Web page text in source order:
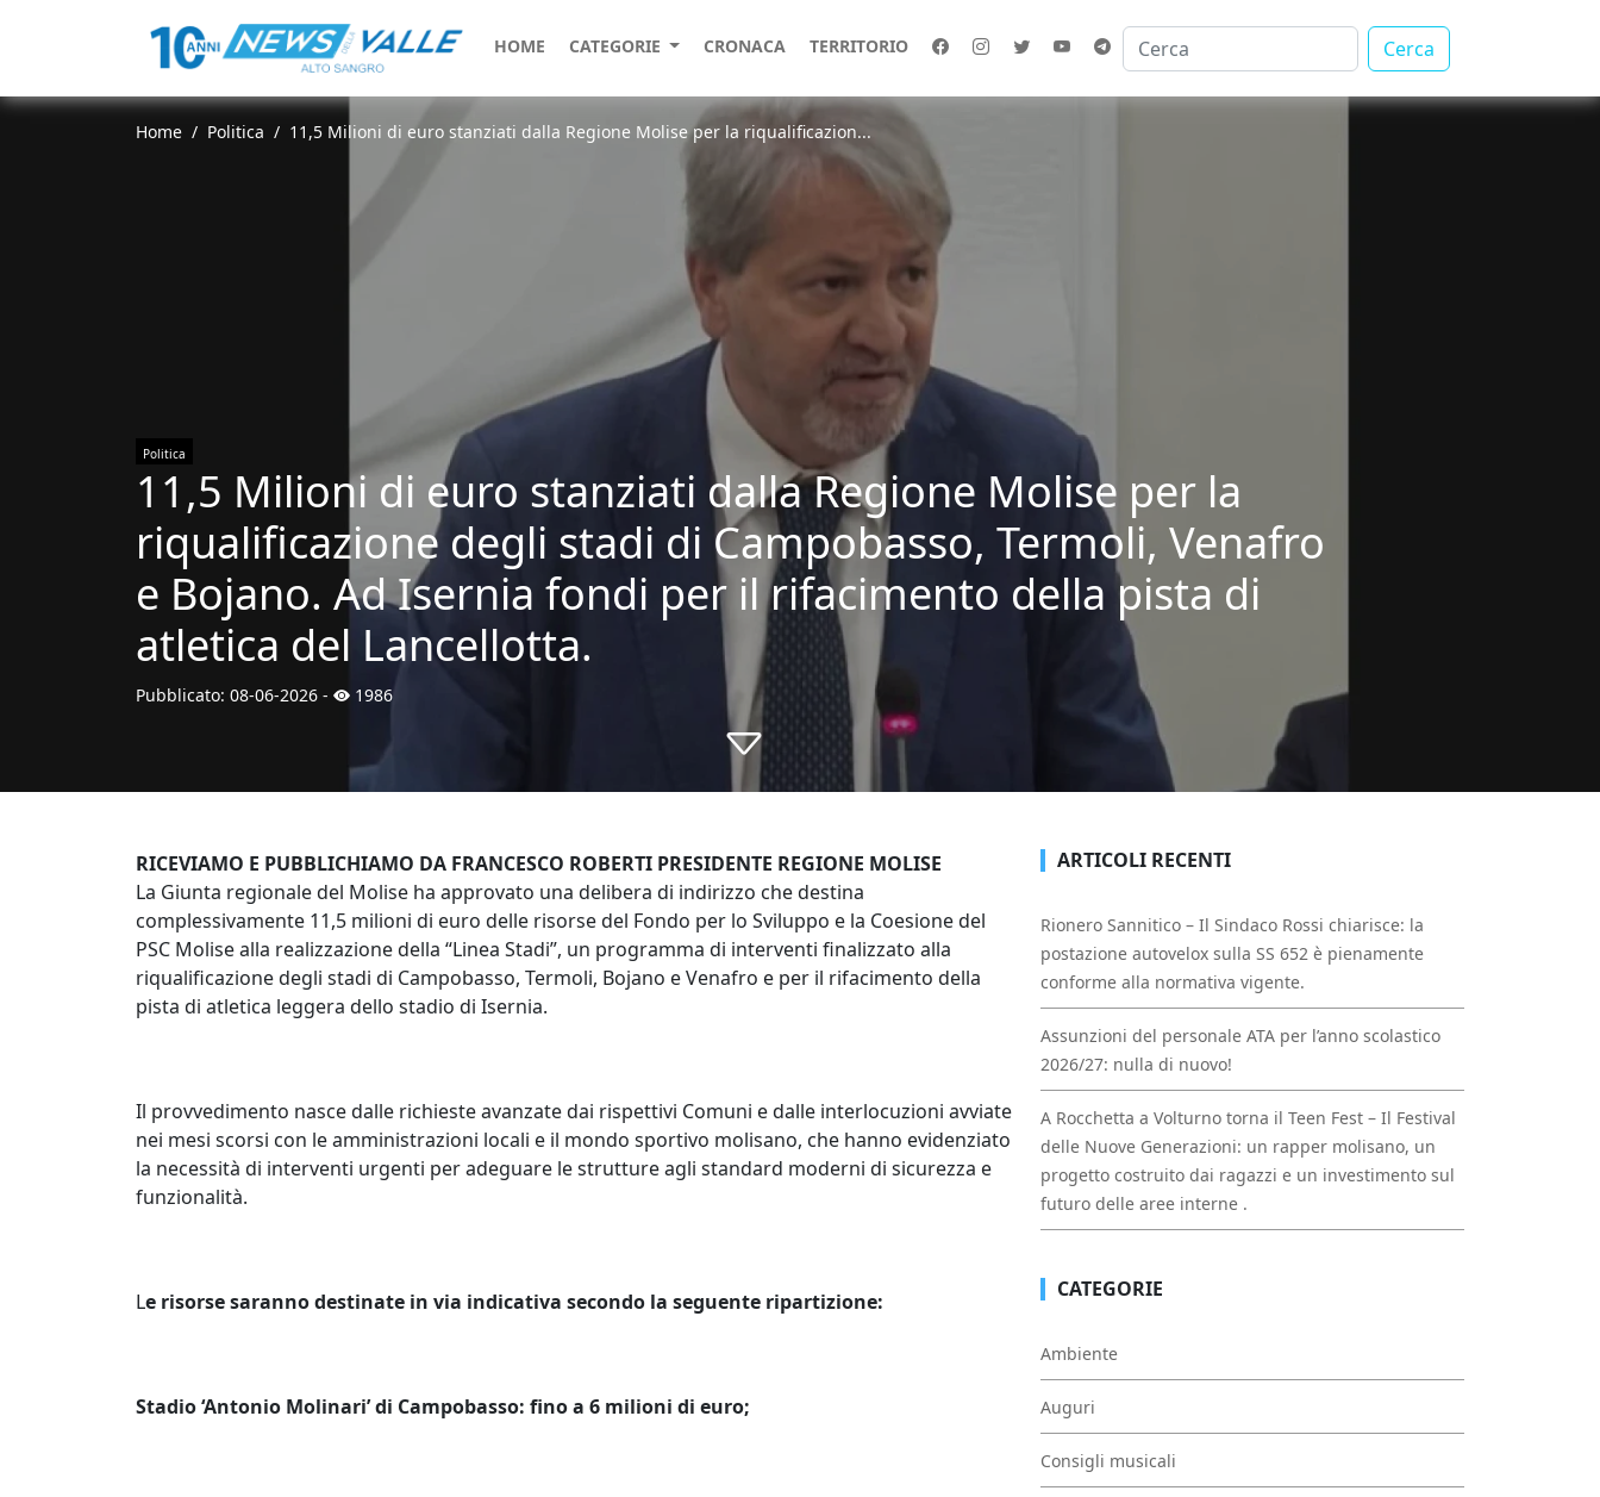
HOME CATEGORIE CRONACA TERRITORIO Cerca
Home Politica 11,5 Milioni di euro stanziati dalla Regione Molise per la riqualificazion...
Politica
11,5 Milioni di euro stanziati dalla Regione Molise per la
riqualificazione degli stadi di Campobasso, Termoli, Venafro
e Bojano. Ad Isernia fondi per il rifacimento della pista di
atletica del Lancellotta.
Pubblicato: 08-06-2026 - 1986
RICEVIAMO E PUBBLICHIAMO DA FRANCESCO ROBERTI PRESIDENTE REGIONE MOLISE
La Giunta regionale del Molise ha approvato una delibera di indirizzo che destina
complessivamente 11,5 milioni di euro delle risorse del Fondo per lo Sviluppo e la Coesione del
PSC Molise alla realizzazione della “Linea Stadi”, un programma di interventi finalizzato alla
riqualificazione degli stadi di Campobasso, Termoli, Bojano e Venafro e per il rifacimento della
pista di atletica leggera dello stadio di Isernia.
Il provvedimento nasce dalle richieste avanzate dai rispettivi Comuni e dalle interlocuzioni avviate
nei mesi scorsi con le amministrazioni locali e il mondo sportivo molisano, che hanno evidenziato
la necessità di interventi urgenti per adeguare le strutture agli standard moderni di sicurezza e
funzionalità.
Le risorse saranno destinate in via indicativa secondo la seguente ripartizione:
Stadio ‘Antonio Molinari’ di Campobasso: fino a 6 milioni di euro;
ARTICOLI RECENTI
Rionero Sannitico – Il Sindaco Rossi chiarisce: la
postazione autovelox sulla SS 652 è pienamente
conforme alla normativa vigente.
Assunzioni del personale ATA per l’anno scolastico
2026/27: nulla di nuovo!
A Rocchetta a Volturno torna il Teen Fest – Il Festival
delle Nuove Generazioni: un rapper molisano, un
progetto costruito dai ragazzi e un investimento sul
futuro delle aree interne .
CATEGORIE
Ambiente
Auguri
Consigli musicali